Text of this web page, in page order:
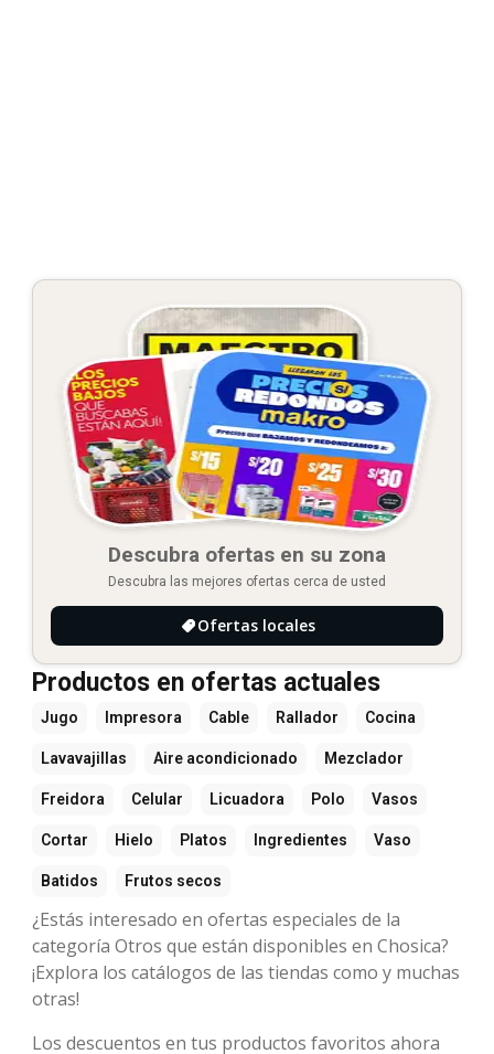
Descubra ofertas en su zona
Descubra las mejores ofertas cerca de usted
Ofertas locales
Productos en ofertas actuales
Jugo Impresora Cable Rallador Cocina
Lavavajillas Aire acondicionado Mezclador
Freidora Celular Licuadora Polo Vasos
Cortar Hielo Platos Ingredientes Vaso
Batidos Frutos secos
¿Estás interesado en ofertas especiales de la
categoría Otros que están disponibles en Chosica?
¡Explora los catálogos de las tiendas como y muchas
otras!
Los descuentos en tus productos favoritos ahora